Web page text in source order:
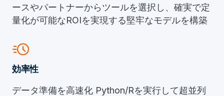
ースやパートナーからツールを選択し、確実で定
量化が可能なROIを実現する堅牢なモデルを構築
acute
効率性
データ準備を高速化 Python/Rを実行して超並列